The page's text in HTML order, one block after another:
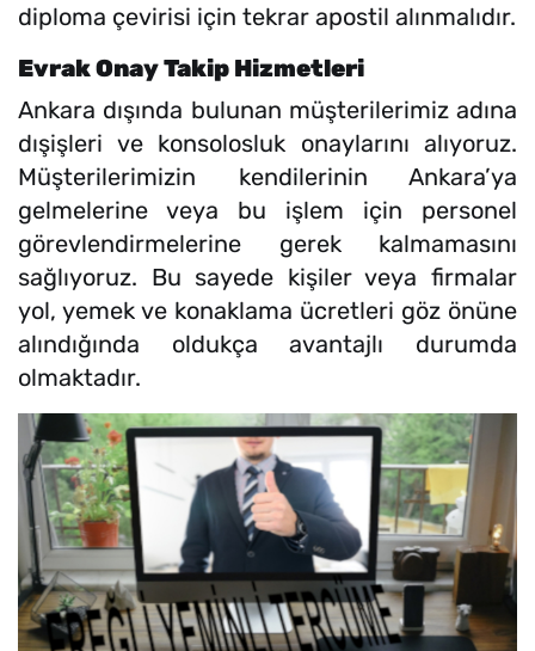
diploma çevirisi için tekrar apostil alınmalıdır.
Evrak Onay Takip Hizmetleri
Ankara dışında bulunan müşterilerimiz adına
dışişleri ve konsolosluk onaylarını alıyoruz.
Müşterilerimizin kendilerinin Ankara’ya
gelmelerine veya bu işlem için personel
görevlendirmelerine gerek kalmamasını
sağlıyoruz. Bu sayede kişiler veya firmalar
yol, yemek ve konaklama ücretleri göz önüne
alındığında oldukça avantajlı durumda
olmaktadır.